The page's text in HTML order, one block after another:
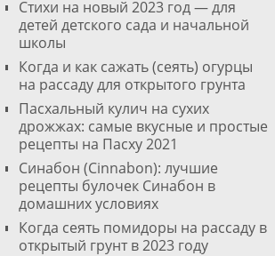
Стихи на новый 2023 год — для
детей детского сада и начальной
школы
Когда и как сажать (сеять) огурцы
на рассаду для открытого грунта
Пасхальный кулич на сухих
дрожжах: самые вкусные и простые
рецепты на Пасху 2021
Cинабон (Cinnabon): лучшие
рецепты булочек Синабон в
домашних условиях
Когда сеять помидоры на рассаду в
открытый грунт в 2023 году